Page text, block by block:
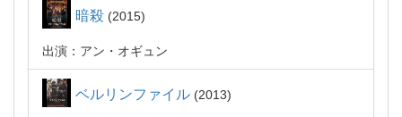
暗殺 2015
出演：アン・オギュン
ベルリンファイル 2013